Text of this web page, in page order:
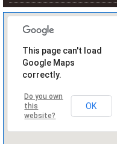
This page can't load
Google Maps
correctly.
Do you own
this
website?
OK